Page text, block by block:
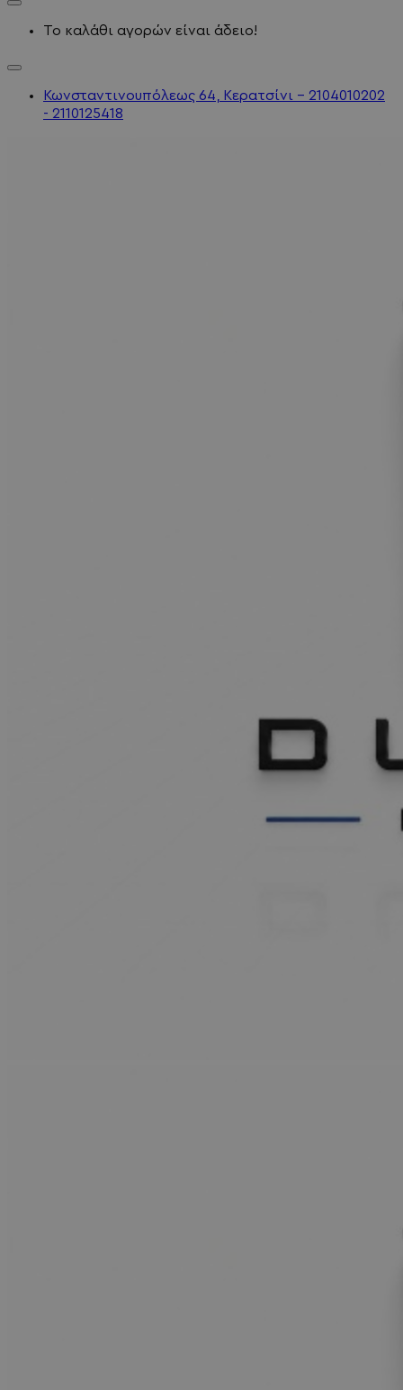
Το καλάθι αγορών είναι άδειο!
Κωνσταντινουπόλεως 64, Κερατσίνι - 2104010202
- 2110125418